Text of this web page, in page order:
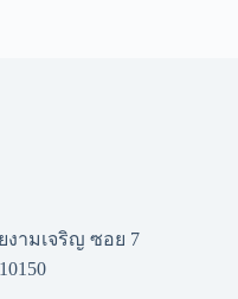
งามเจริญ ซอย 7